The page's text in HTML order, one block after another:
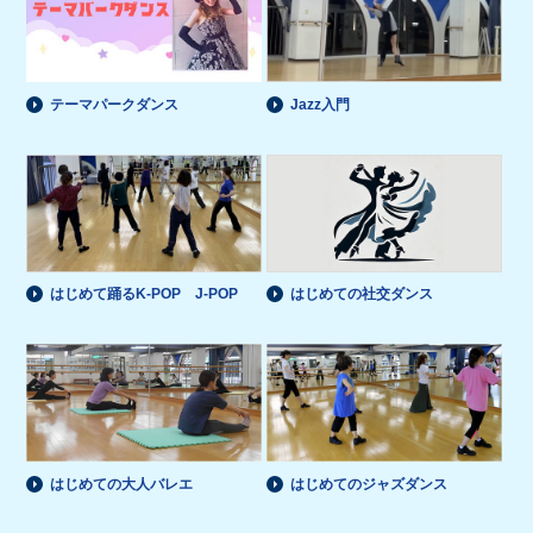
テーマパークダンス Jazz入門
はじめて踊るK-POP J-POP はじめての社交ダンス
はじめての大人バレエ はじめてのジャズダンス